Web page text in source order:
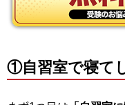
①自習室で寝て